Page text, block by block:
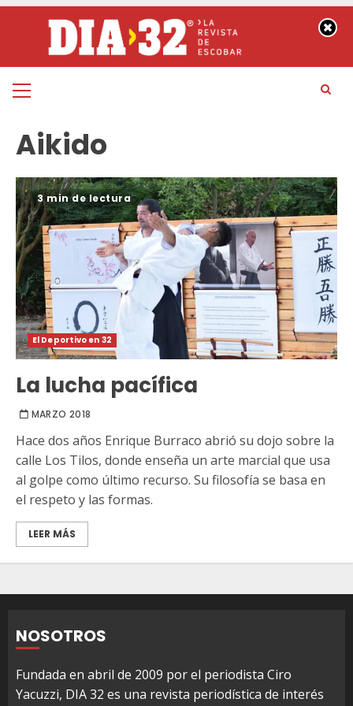
contenido
Menú
Aikido
3 min de lectura
El Deportivo en 32
La lucha pacífica
MARZO 2018
Hace dos años Enrique Burraco abrió su dojo sobre la
calle Los Tilos, donde enseña un arte marcial que usa
al golpe como último recurso. Su filosofía se basa en
el respeto y las formas.
LEER MÁS
NOSOTROS
Fundada en abril de 2009 por el periodista Ciro
Yacuzzi, DIA 32 es una revista periodística de interés